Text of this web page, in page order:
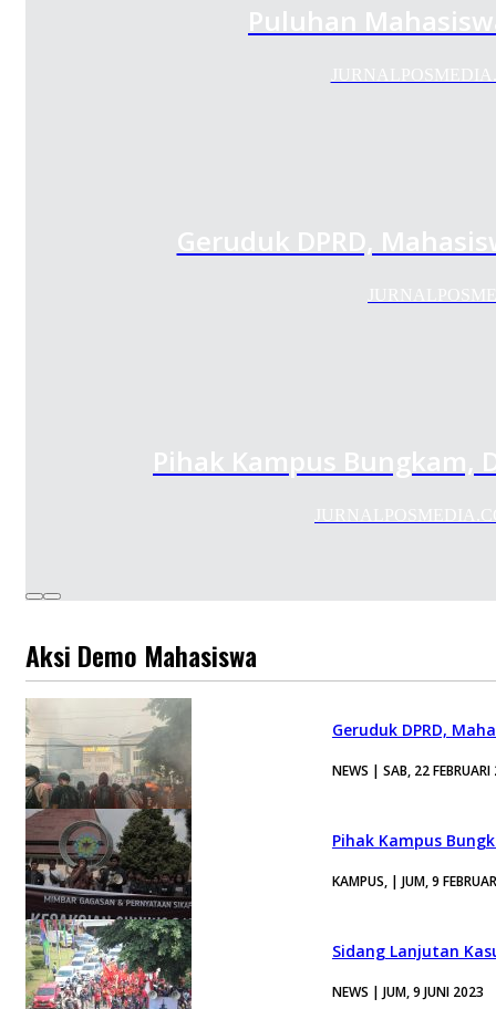
Puluhan
Geruduk DPRD,
Pihak Kampus Bungkam,
Aksi Demo Mahasiswa
Geruduk DPRD,
NEWS | SAB, 22
Pihak Kampus
KAMPUS, | JUM, 9
Sidang Lanjutan
NEWS | JUM, 9 JUNI 2023